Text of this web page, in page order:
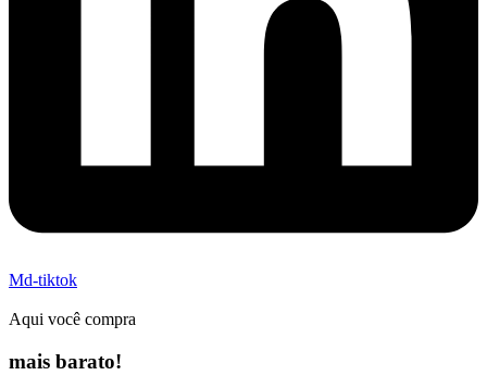
Md-tiktok
Aqui você compra
mais barato!